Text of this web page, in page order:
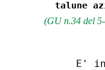
(GU n.34 del
E'